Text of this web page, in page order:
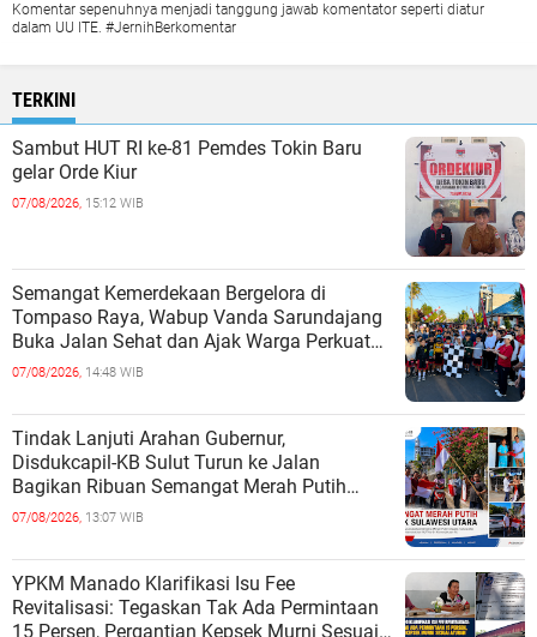
Komentar sepenuhnya menjadi tanggung jawab komentator seperti diatur
dalam UU ITE. #JernihBerkomentar
TERKINI
Sambut HUT RI ke-81 Pemdes Tokin Baru
gelar Orde Kiur
07/08/2026, 15:12 WIB
Semangat Kemerdekaan Bergelora di
Tompaso Raya, Wabup Vanda Sarundajang
Buka Jalan Sehat dan Ajak Warga Perkuat
Persatuan
07/08/2026, 14:48 WIB
Tindak Lanjuti Arahan Gubernur,
Disdukcapil-KB Sulut Turun ke Jalan
Bagikan Ribuan Semangat Merah Putih
kepada Masyarakat
07/08/2026, 13:07 WIB
YPKM Manado Klarifikasi Isu Fee
Revitalisasi: Tegaskan Tak Ada Permintaan
15 Persen, Pergantian Kepsek Murni Sesuai